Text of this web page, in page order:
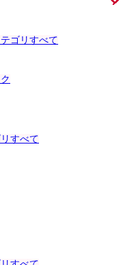
ゴリすべて
すべて